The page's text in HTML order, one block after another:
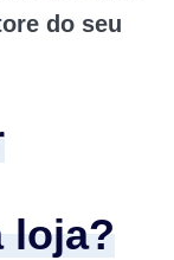
do seu
loja?